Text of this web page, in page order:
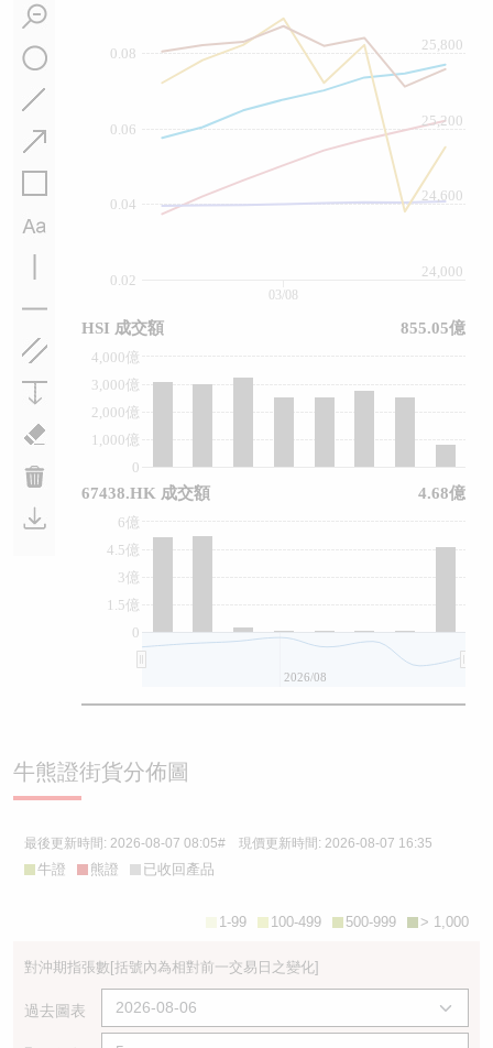
0.02
0.04
0.06
0.08
24,000
24,600
25,200
25,800
0
1,000億
2,000億
3,000億
4,000億
0
1.5億
3億
4.5億
6億
03/08
2026/08
HSI 成交額 855.05億
67438.HK 成交額 4.68億
牛熊證街貨分佈圖
最後更新時間: 2026-08-07 08:05# 現價更新時間: 2026-08-07 16:35
牛證 熊證 已收回產品
> 1,000
500-999
100-499
1-99
對沖期指張數[括號內為相對前一交易日之變化]
過去圖表